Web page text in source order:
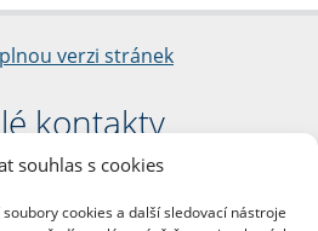
souhlas s cookies
cookies a další sledovací nástroje
verzi stránek
kontakty
fakulta
Palacha 1/2